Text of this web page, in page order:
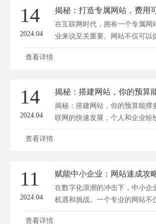
线，实现企业的线上战略升级。
的必要性 1. 用户...
14
2024.04
揭秘：打造专属网站，费用
在互联网时代，拥有一个专属网
业来说至关重要。网站不仅可以
还能拓宽市场渠道，促进业务发
在打造网站之前，首先要明确自
括网站类型、功能、页...
查看详情
14
2024.04
揭秘：搭建网站，你的预算
揭秘：搭建网站，你的预算能撑
联网的快速发展，个人和企业纷
了线上。搭建一个网站成为了许
理分配预算。 一、网站搭建的主
费用 域名是网站...
查看详情
11
2024.04
在数字化浪潮的冲击下，中小企
机遇和挑战。一个专业的网站不
门面，更是获取客户、提升品牌
查看详情